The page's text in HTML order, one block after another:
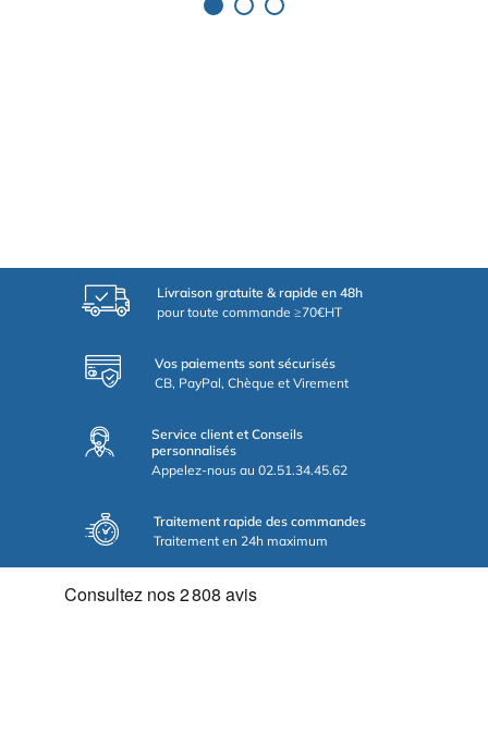
Livraison gratuite & rapide en 48h
pour toute commande ≥70€HT
Vos paiements sont sécurisés
CB, PayPal, Chèque et Virement
Service client et Conseils
personnalisés
Appelez-nous au 02.51.34.45.62
Traitement rapide des commandes
Traitement en 24h maximum